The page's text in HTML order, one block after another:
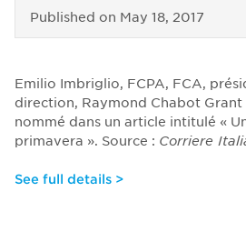
Published on May 18, 2017
Emilio Imbriglio, FCPA, FCA,
direction, Raymond Chabot Grant
nommé dans un article intitulé «
primavera ». Source : Corriere
See full details >